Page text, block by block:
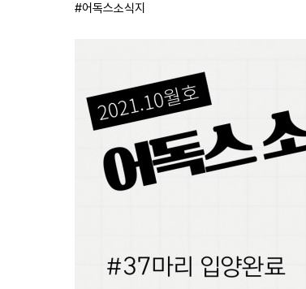
#어독스소식지